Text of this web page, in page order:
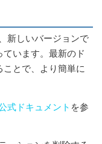
新しいバージョンで
います。最新のド
とで、より簡単に
式ドキュメント を参